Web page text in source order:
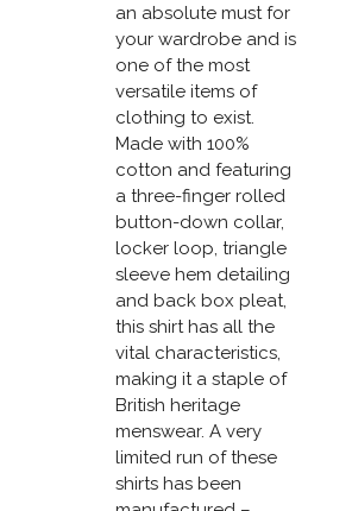
an absolute must for
your wardrobe and is
one of the most
versatile items of
clothing to exist.
Made with 100%
cotton and featuring
a three-finger rolled
button-down collar,
locker loop, triangle
sleeve hem detailing
and back box pleat,
this shirt has all the
vital characteristics,
making it a staple of
British heritage
menswear. A very
limited run of these
shirts has been